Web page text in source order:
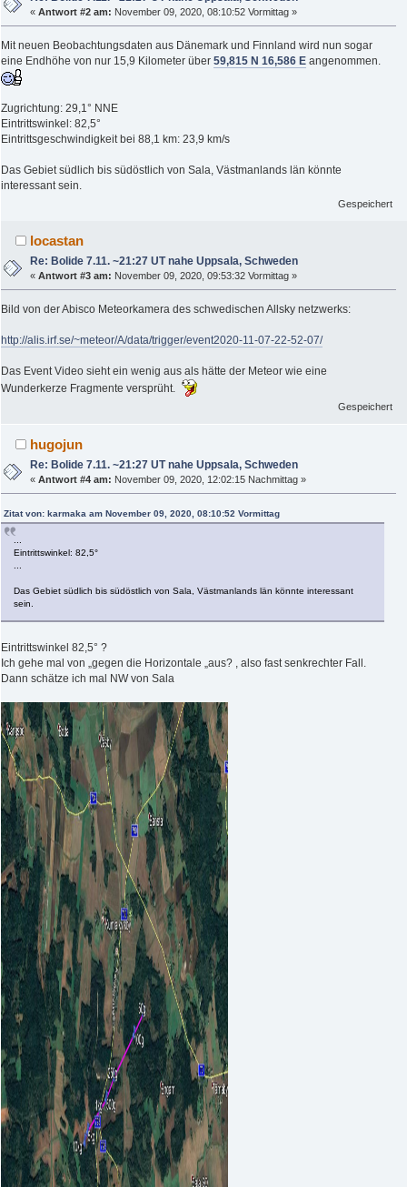
«Antwort #2 am: November 09, 2020, 08:10:52 Vormittag »
Mit neuen Beobachtungsdaten aus Dänemark und Finnland wird nun sogar
eine Endhöhe von nur 15,9 Kilometer über 59,815 N 16,586 E angenommen.
Zugrichtung: 29,1° NNE
Eintrittswinkel: 82,5°
Eintrittsgeschwindigkeit bei 88,1 km: 23,9 km/s
Das Gebiet südlich bis südöstlich von Sala, Västmanlands län könnte
interessant sein.
Gespeichert
locastan
Re: Bolide 7.11. ~21:27 UT nahe Uppsala, Schweden
«Antwort #3 am: November 09, 2020, 09:53:32 Vormittag »
Bild von der Abisco Meteorkamera des schwedischen Allsky netzwerks:
http://alis.irf.se/~meteor/A/data/trigger/event2020-11-07-22-52-07/
Das Event Video sieht ein wenig aus als hätte der Meteor wie eine
Wunderkerze Fragmente versprüht.
Gespeichert
hugojun
Re: Bolide 7.11. ~21:27 UT nahe Uppsala, Schweden
«Antwort #4 am: November 09, 2020, 12:02:15 Nachmittag »
Zitat von: karmaka am November 09, 2020, 08:10:52 Vormittag
Eintrittswinkel: 82,5°
Das Gebiet südlich bis südöstlich von Sala, Västmanlands län könnte interessant
sein.
Eintrittswinkel 82,5° ?
Ich gehe mal von „gegen die Horizontale „aus? , also fast senkrechter Fall.
Dann schätze ich mal NW von Sala